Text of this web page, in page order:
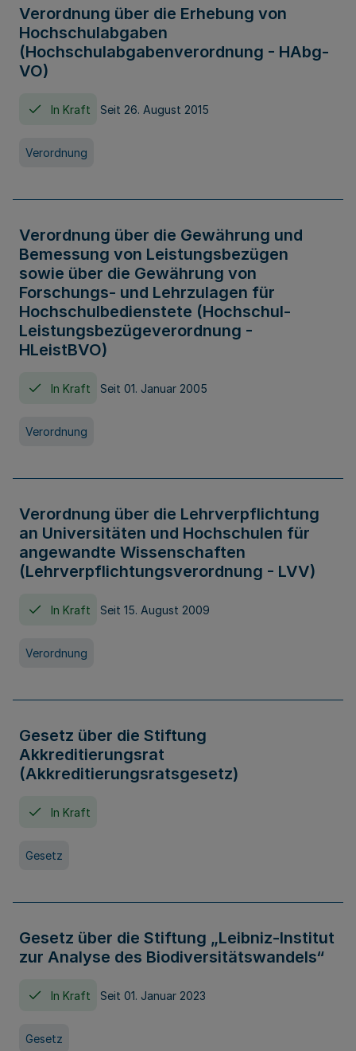
Verordnung über die Erhebung von
Hochschulabgaben
(Hochschulabgabenverordnung - HAbg-
VO)
In Kraft Seit 26. August 2015
Verordnung
Verordnung über die Gewährung und
Bemessung von Leistungsbezügen
sowie über die Gewährung von
Forschungs- und Lehrzulagen für
Hochschulbedienstete (Hochschul-
Leistungsbezügeverordnung -
HLeistBVO)
In Kraft Seit 01. Januar 2005
Verordnung
Verordnung über die Lehrverpflichtung
an Universitäten und Hochschulen für
angewandte Wissenschaften
(Lehrverpflichtungsverordnung - LVV)
In Kraft Seit 15. August 2009
Verordnung
Gesetz über die Stiftung
Akkreditierungsrat
(Akkreditierungsratsgesetz)
In Kraft
Gesetz
Gesetz über die Stiftung „Leibniz-Institut
zur Analyse des Biodiversitätswandels“
In Kraft Seit 01. Januar 2023
Gesetz